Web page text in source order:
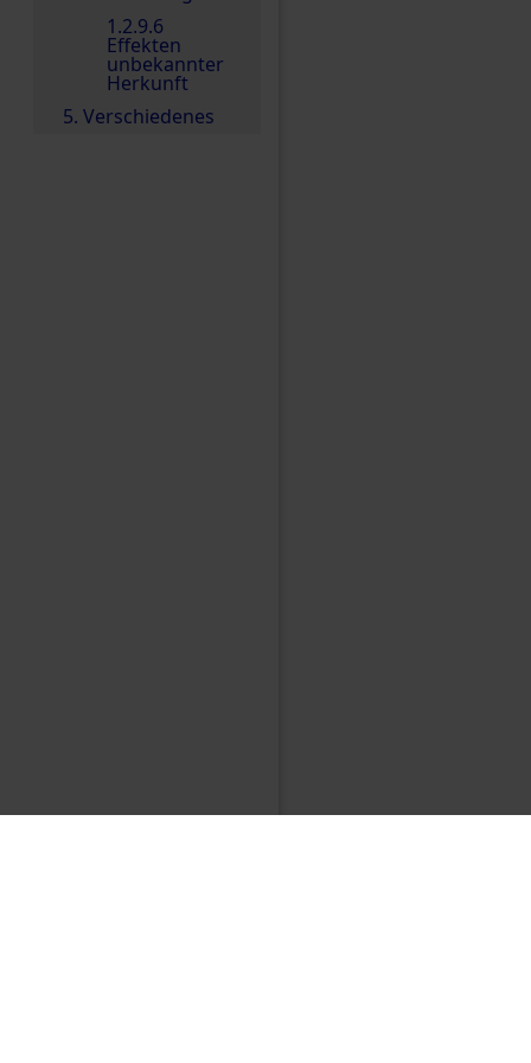
1.2.9.6
Effekten
unbekannter
Herkunft
5. Verschiedenes